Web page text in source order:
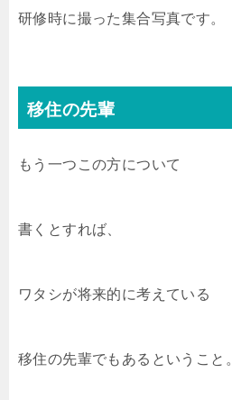
研修時に撮った集合写真です。
移住の先輩
もう一つこの方について
書くとすれば、
ワタシが将来的に考えている
移住の先輩でもあるということ。